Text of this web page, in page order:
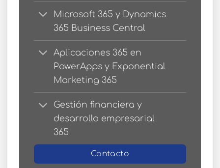
Microsoft 365 y Dynamics
365 Business Central
Aplicaciones 365 en
PowerApps y Exponential
Marketing 365
Gestión financiera y
desarrollo empresarial
365
Contacto